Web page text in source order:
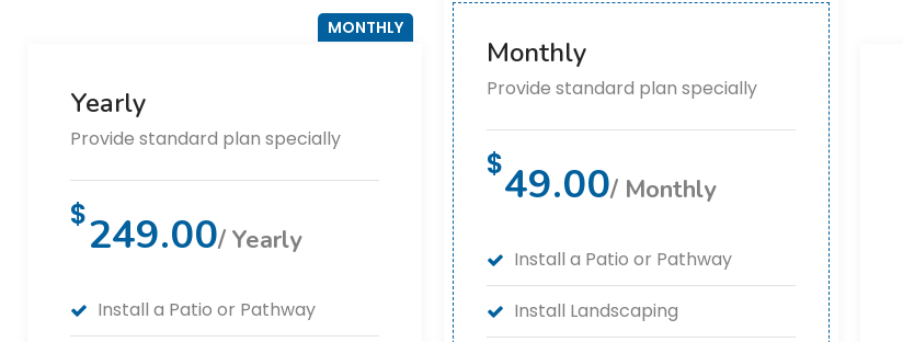
MONTHLY
Yearly
Provide standard plan specially
$249.00/ Yearly
Install a Patio or Pathway
Monthly
Provide standard plan specially
$49.00/ Monthly
Install a Patio or Pathway
Install Landscaping